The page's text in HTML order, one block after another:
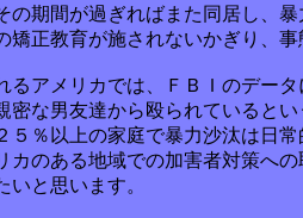
の期間が過ぎればまた同居し、
矯正教育が施されないかぎり、
るアメリカでは、ＦＢＩのデー
密な男友達から殴られていると
５％以上の家庭で暴力沙汰は日
カのある地域での加害者対策へ
いと思います。